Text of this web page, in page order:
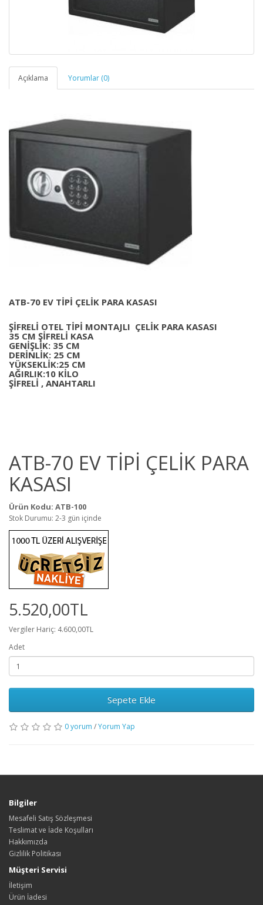
Açıklama Yorumlar (0)
ATB-70 EV TİPİ ÇELİK PARA KASASI
ŞİFRELİ OTEL TİPİ MONTAJLI ÇELİK PARA KASASI
35 CM ŞİFRELİ KASA
GENİŞLİK: 35 CM
DERİNLİK: 25 CM
YÜKSEKLİK:25 CM
AĞIRLIK:10 KİLO
ŞİFRELİ , ANAHTARLI
ATB-70 EV TİPİ ÇELİK PARA
KASASI
Ürün Kodu: ATB-100
Stok Durumu: 2-3 gün içinde
5.520,00TL
Vergiler Hariç: 4.600,00TL
Adet
Sepete Ekle
0 yorum /Yorum Yap
Bilgiler
Mesafeli Satış Sözleşmesi
Teslimat ve İade Koşulları
Hakkımızda
Gizlilik Politikası
Müşteri Servisi
İletişim
Ürün İadesi